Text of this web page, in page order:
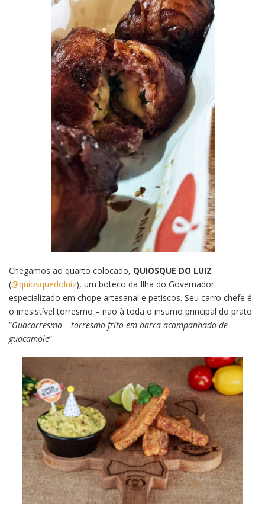
Chegamos ao quarto colocado, QUIOSQUE DO LUIZ
(@quiosquedoluiz), um boteco da Ilha do Governador
especializado em chope artesanal e petiscos. Seu carro chefe é
o irresistível torresmo – não à toda o insumo principal do prato
“Guacarresmo – torresmo frito em barra acompanhado de
guacamole“.